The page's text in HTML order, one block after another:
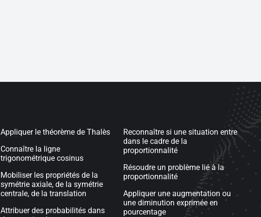
Appliquer le théorème de Thalès
Connaître la ligne
trigonométrique cosinus
Mobiliser les propriétés de la
symétrie axiale, de la symétrie
centrale, de la translation
Attribuer des probabilités dans
Reconnaître si une situation entre
dans le cadre de la
proportionnalité
Résoudre un problème lié à la
proportionnalité
Appliquer une augmentation ou
une diminution exprimée en
pourcentage